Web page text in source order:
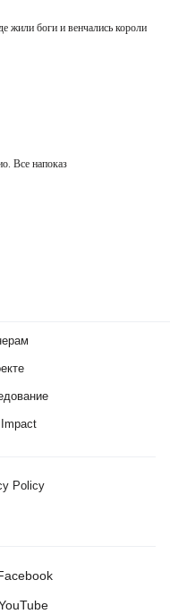
жили боги и венчались короли
Все напоказ
Policy